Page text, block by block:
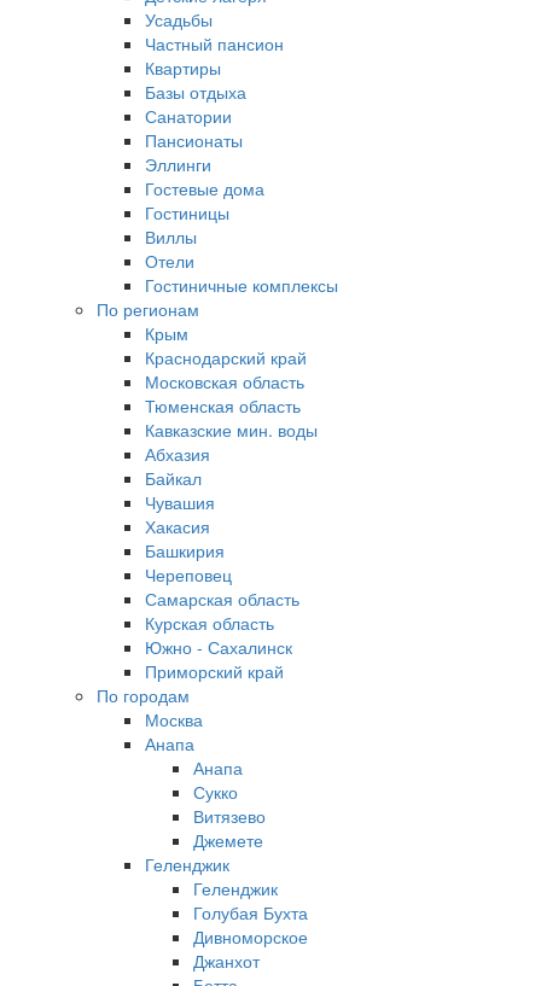
Усадьбы
Частный пансион
Квартиры
Базы отдыха
Санатории
Пансионаты
Эллинги
Гостевые дома
Гостиницы
Виллы
Отели
Гостиничные комплексы
По регионам
Крым
Краснодарский край
Московская область
Тюменская область
Кавказские мин. воды
Абхазия
Байкал
Чувашия
Хакасия
Башкирия
Череповец
Самарская область
Курская область
Южно - Сахалинск
Приморский край
По городам
Москва
Анапа
Анапа
Сукко
Витязево
Джемете
Геленджик
Геленджик
Голубая Бухта
Дивноморское
Джанхот